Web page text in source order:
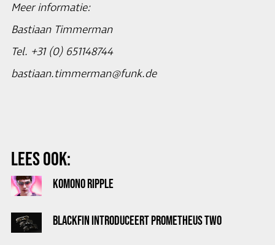
Meer informatie:
Bastiaan Timmerman
Tel. +31 (0) 651148744
bastiaan.timmerman@funk.de
LEES OOK:
KOMONO RIPPLE
BLACKFIN INTRODUCEERT PROMETHEUS TWO